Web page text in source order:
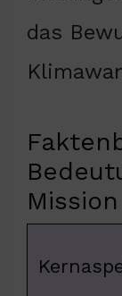
das
Mission